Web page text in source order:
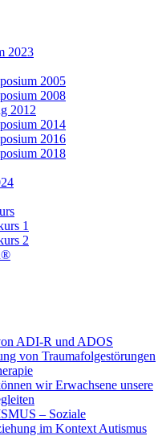
2023
2005
2008
2012
2014
2016
2018
1
2
ADI-R und ADOS
von Traumafolgestörungen
wir Erwachsene unsere
– Soziale
im Kontext Autismus